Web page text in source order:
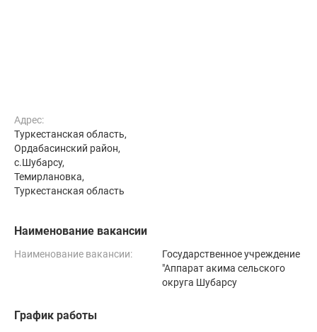
Адрес:
Туркестанская область,
Ордабасинский район,
с.Шубарсу,
Темирлановка,
Туркестанская область
Наименование вакансии
Наименование вакансии:
Государственное учреждение
"Аппарат акима сельского
округа Шубарсу
График работы